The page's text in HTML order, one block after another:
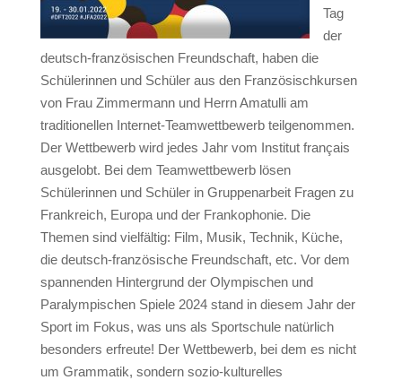
Tag
der
deutsch-französischen Freundschaft, haben die
Schülerinnen und Schüler aus den Französischkursen
von Frau Zimmermann und Herrn Amatulli am
traditionellen Internet-Teamwettbewerb teilgenommen.
Der Wettbewerb wird jedes Jahr vom Institut français
ausgelobt. Bei dem Teamwettbewerb lösen
Schülerinnen und Schüler in Gruppenarbeit Fragen zu
Frankreich, Europa und der Frankophonie. Die
Themen sind vielfältig: Film, Musik, Technik, Küche,
die deutsch-französische Freundschaft, etc. Vor dem
spannenden Hintergrund der Olympischen und
Paralympischen Spiele 2024 stand in diesem Jahr der
Sport im Fokus, was uns als Sportschule natürlich
besonders erfreute! Der Wettbewerb, bei dem es nicht
um Grammatik, sondern sozio-kulturelles